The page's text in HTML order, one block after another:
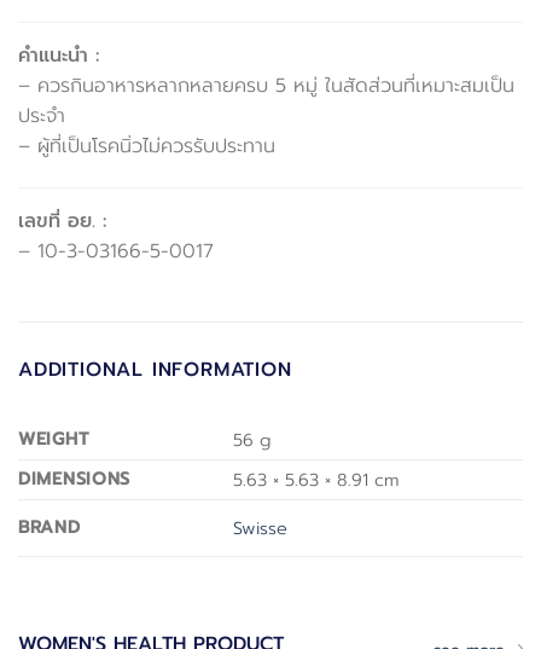
คำแนะนำ :
– ควรกินอาหารหลากหลายครบ 5 หมู่ ในสัดส่วนที่เหมาะสมเป็น
ประจำ
– ผู้ที่เป็นโรคนิ่วไม่ควรรับประทาน
เลขที่ อย. :
– 10-3-03166-5-0017
ADDITIONAL INFORMATION
WEIGHT
56 g
DIMENSIONS
5.63 × 5.63 × 8.91 cm
BRAND
Swisse